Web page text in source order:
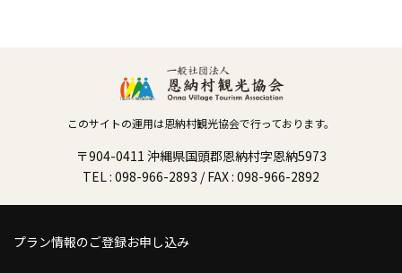
このサイトの運用は恩納村観光協会で行っております。
〒904-0411 沖縄県国頭郡恩納村字恩納5973
TEL : 098-966-2893 / FAX : 098-966-2892
プラン情報のご登録お申し込み